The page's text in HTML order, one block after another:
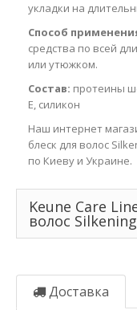
укладки на
Способ
средства по всей
или утюжком.
Состав: протеины
Е, силикон
Наш интернет
блеск для волос
по Киеву и Украине.
Keune Care
волос
Доставка